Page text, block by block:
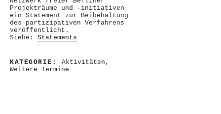
Projekträume und –initiativen
ein Statement zur Beibehaltung
des partizipativen Verfahrens
veröffentlicht.
Siehe: Statements
KATEGORIE: Aktivitäten ,
Weitere Termine